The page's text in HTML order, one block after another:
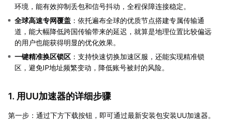
环境，能有效抑制丢包和信号抖动，全程保障连接稳定。
全球高速专网覆盖 ：依托遍布全球的优质节点搭建专属传输通
道，能大幅降低跨国传输带来的延迟，就算是地理位置比较偏远
的用户也能获得明显的优化效果。
一键精准换区锁区 ：支持快速切换加速区服，还能实现精准锁
区，避免IP地址频繁变动，降低账号被封的风险。
1. 用UU加速器的详细步骤
第一步：通过下方下载按钮，即可通过最新安装包安装UU加速器。